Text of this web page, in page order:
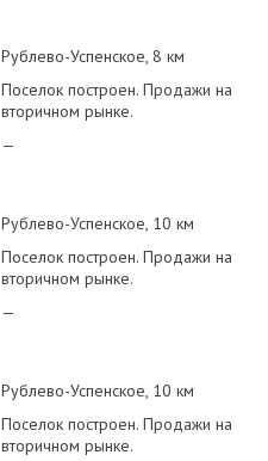
Рублево-Успенское 8 км
Поселок построен. Продажи на
вторичном рынке.
—
Рублево-Успенское 10 км
Поселок построен. Продажи на
вторичном рынке.
—
Рублево-Успенское 10 км
Поселок построен. Продажи на
вторичном рынке.